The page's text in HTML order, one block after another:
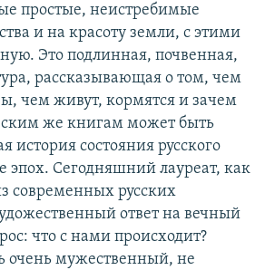
простые, неистребимые
и на красоту земли, с этими
Это подлинная, почвенная,
рассказывающая о том, чем
чем живут, кормятся и зачем
же книгам может быть
история состояния русского
эпох. Сегодняшний лауреат, как
современных русских
ответ на вечный
что с нами происходит?
очень мужественный, не